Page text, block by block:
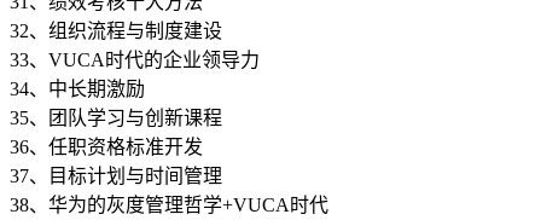
32、组织流程与制度建设
33、VUCA时代的企业领导力
34、中长期激励
35、团队学习与创新课程
36、任职资格标准开发
37、目标计划与时间管理
38、华为的灰度管理哲学+VUCA时代